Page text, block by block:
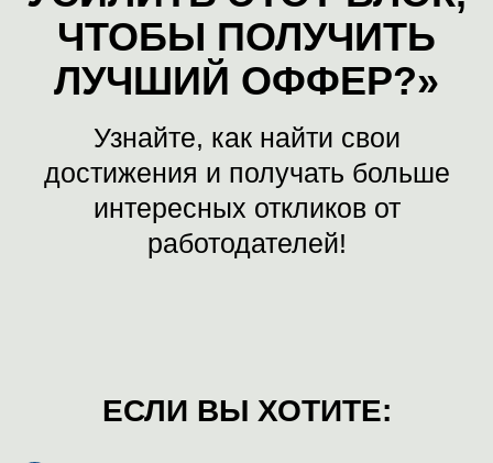
Johnson&Johnson, Yamaha, FujiFilm,
Toyota, Robert Bosch и др.
ИНТЕРЕСНЫЙ ВЕБИНАР